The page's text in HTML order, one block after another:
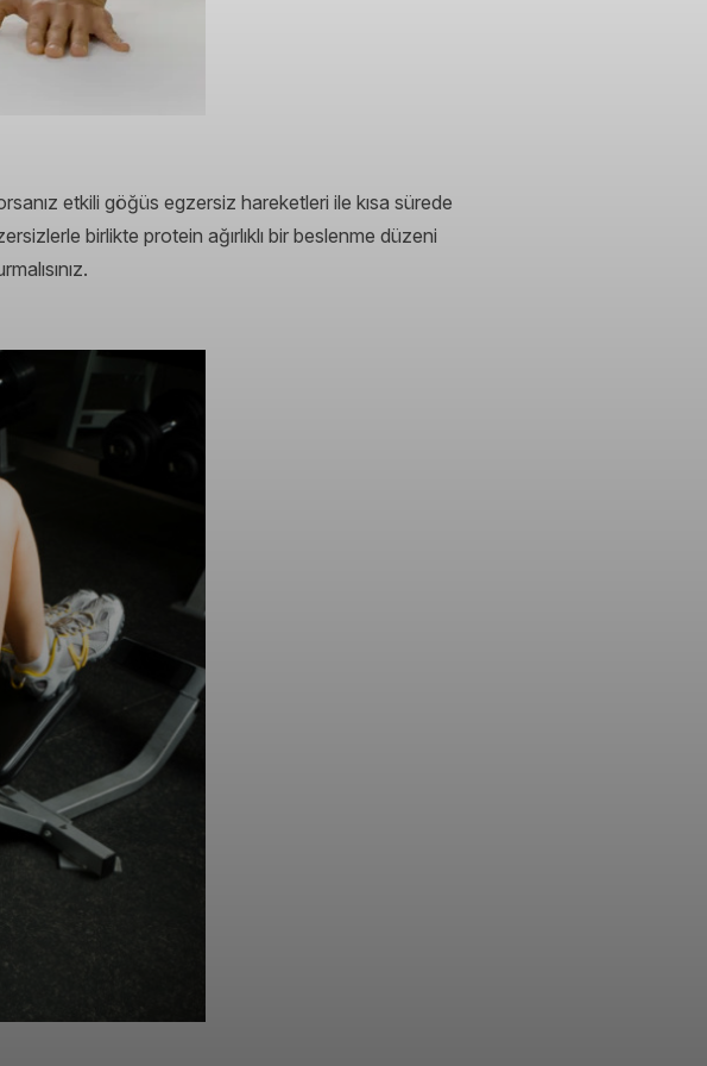
etkili göğüs egzersiz hareketleri ile kısa sürede
birlikte protein ağırlıklı bir beslenme düzeni